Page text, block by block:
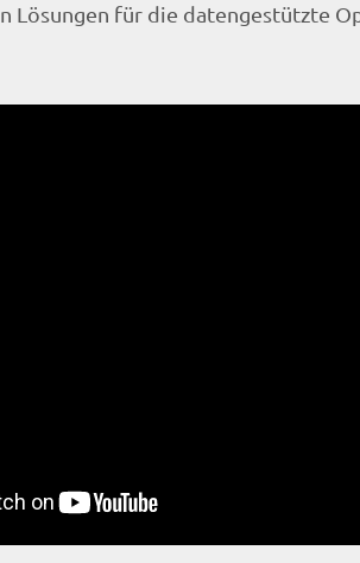
Lösungen für die datengestützte